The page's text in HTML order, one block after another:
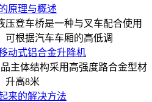
原理与概述
压登车桥是一种与叉车配合使用
可根据汽车车厢的高低调
动式铝合金升降机
主体结构采用高强度路合金型材
升高8米
来的解决方法